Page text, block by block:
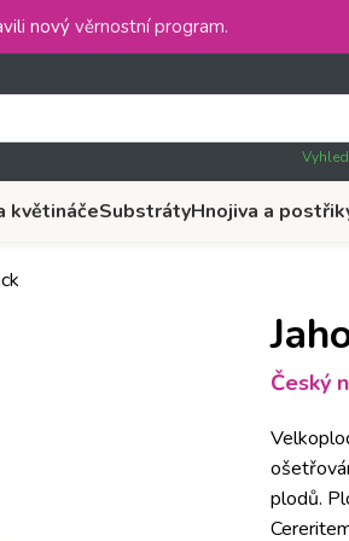
nový věrnostní program.
květináčeSubstrátyHnojiva a
Český
plodů.